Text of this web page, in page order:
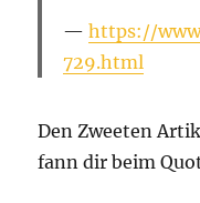
https://
729.html
Den Zweeten
fann dir beim